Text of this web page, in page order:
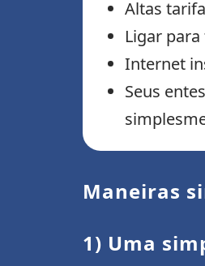
Altas
Ligar
Internet
Seus
Maneiras
1) Uma